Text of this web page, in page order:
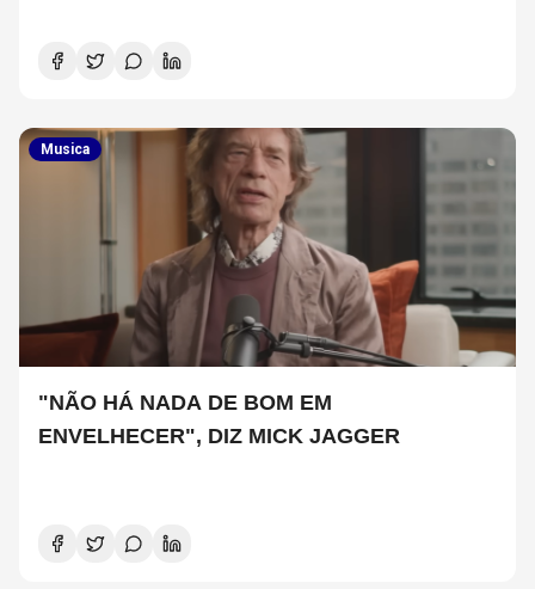
Musica
"NÃO HÁ NADA DE BOM EM
ENVELHECER", DIZ MICK JAGGER